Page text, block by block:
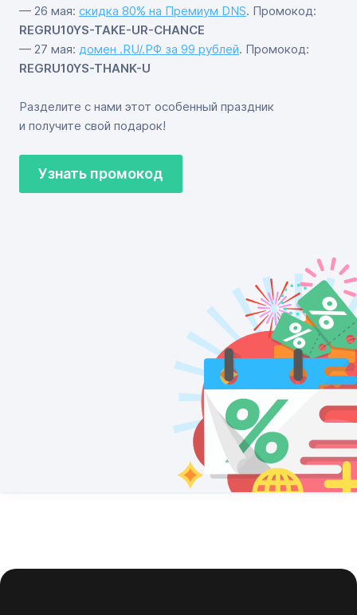
— 26 мая: cкидка 80% на Премиум DNS. Промокод:
REGRU10YS-TAKE-UR-CHANCE
— 27 мая: домен .RU/.РФ за 99 рублей. Промокод:
REGRU10YS-THANK-U
Разделите с нами этот особенный праздник
и получите свой подарок!
Узнать промокод